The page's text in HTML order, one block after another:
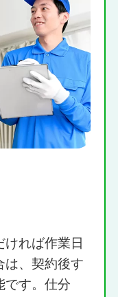
れば作業日
は、契約後す
です。仕分